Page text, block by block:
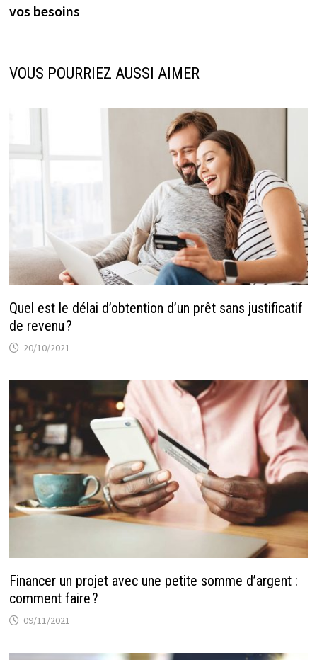
vos besoins
VOUS POURRIEZ AUSSI AIMER
Quel est le délai d’obtention d’un prêt sans justificatif
de revenu ?
20/10/2021
Financer un projet avec une petite somme d’argent :
comment faire ?
09/11/2021